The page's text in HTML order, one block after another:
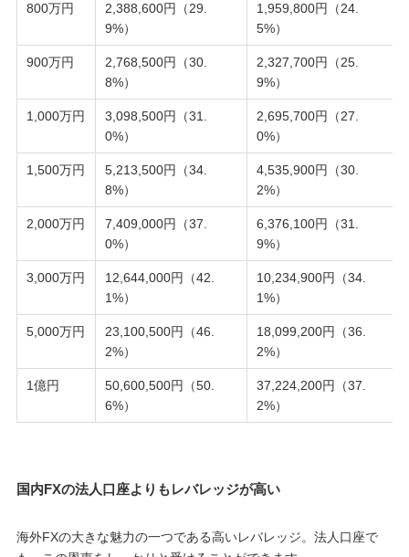
800万円
2,388,600円（29.
9%）
1,959,800円（24.
5%）
900万円
2,768,500円（30.
8%）
2,327,700円（25.
9%）
1,000万円
3,098,500円（31.
0%）
2,695,700円（27.
0%）
1,500万円
5,213,500円（34.
8%）
4,535,900円（30.
2%）
2,000万円
7,409,000円（37.
0%）
6,376,100円（31.
9%）
3,000万円
12,644,000円（42.
1%）
10,234,900円（34.
1%）
5,000万円
23,100,500円（46.
2%）
18,099,200円（36.
2%）
1億円
50,600,500円（50.
6%）
37,224,200円（37.
2%）
国内FXの法人口座よりもレバレッジが高い
海外FXの大きな魅力の一つである高いレバレッジ。法人口座で